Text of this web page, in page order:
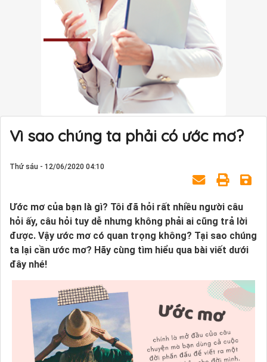
Vì sao chúng ta phải có ước mơ?
Thứ sáu - 12/06/2020 04:10
Ước mơ của bạn là gì? Tôi đã hỏi rất nhiều người câu
hỏi ấy, câu hỏi tuy dễ nhưng không phải ai cũng trả lời
được. Vậy ước mơ có quan trọng không? Tại sao chúng
ta lại cần ước mơ? Hãy cùng tìm hiểu qua bài viết dưới
đây nhé!